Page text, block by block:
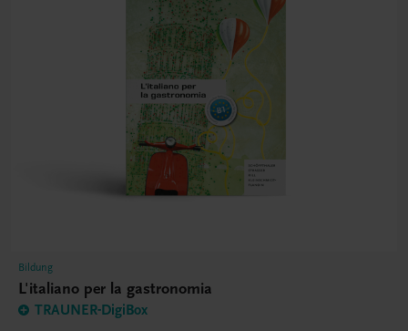
Bildung
L'italiano per la gastronomia
TRAUNER-DigiBox